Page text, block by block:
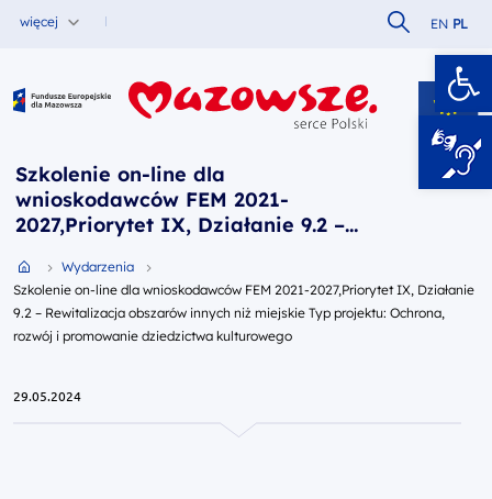
więcej Szukaj w
EN PL
Fundusze Europejskie dla Mazowsza
Szkolenie on-line dla
wnioskodawców FEM 2021-
2027,Priorytet IX, Działanie 9.2 –
miejskie Typ projektu: Ochrona,
rozwój i promowanie dziedzictwa
kulturowego
Przejdź do strony głównej portalu
Wydarzenia
Szkolenie on-line dla wnioskodawców FEM 2021-2027,Priorytet IX, Działanie
9.2 – Rewitalizacja obszarów innych niż miejskie Typ projektu: Ochrona,
rozwój i promowanie dziedzictwa kulturowego
29.05.2024